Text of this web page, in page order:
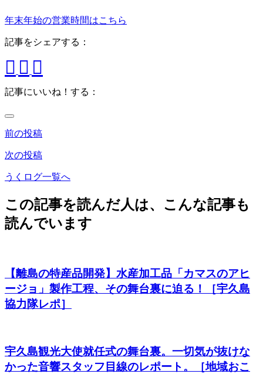
年末年始の営業時間はこちら
記事をシェアする：
記事にいいね！する：
前の投稿
次の投稿
うくログ一覧へ
この記事を読んだ人は、こんな記事も
読んでいます
【離島の特産品開発】水産加工品「カマスのアヒ
ージョ」製作工程、その舞台裏に迫る！［宇久島
協力隊レポ］
宇久島観光大使就任式の舞台裏。一切気が抜けな
かった音響スタッフ目線のレポート。［地域おこ